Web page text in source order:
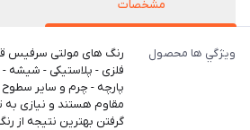
مشخصات
ويژگي ها محصول
رنگ های مولتی سرفیس
فلزی - پلاستیکی - شیشه
پارچه - چرم و سایر سطوح
مقاوم هستند و نیازی به
گرفتن بهترین نتیجه از